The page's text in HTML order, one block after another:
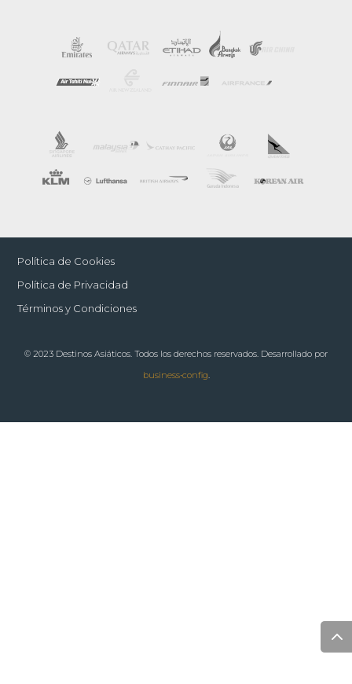
Política de Cookies
Política de Privacidad
Términos y Condiciones
© 2023 Destinos Asiáticos. Todos los derechos reservados. Desarrollado por
business•config.